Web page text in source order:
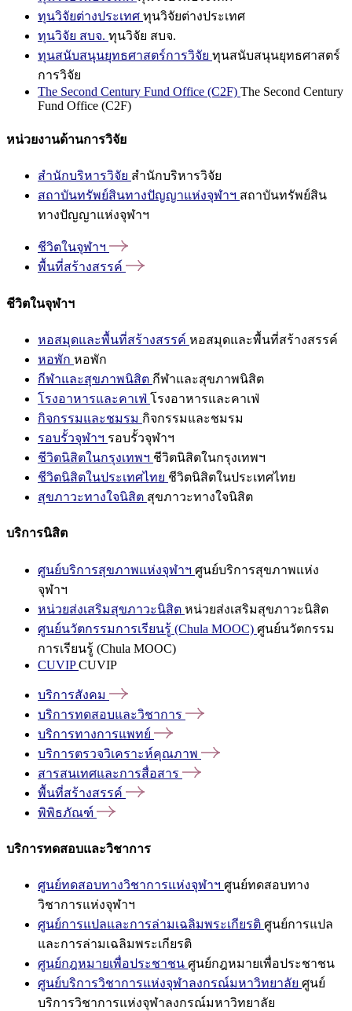
ทุนวิจัยต่างประเทศ ทุนวิจัยต่างประเทศ
ทุนวิจัย สบจ. ทุนวิจัย สบจ.
ทุนสนับสนุนยุทธศาสตร์การวิจัย ทุนสนับสนุนยุทธศาสตร์
การวิจัย
The Second Century Fund Office (C2F) The Second Century
Fund Office (C2F)
หน่วยงานด้านการวิจัย
สำนักบริหารวิจัย สำนักบริหารวิจัย
สถาบันทรัพย์สินทางปัญญาแห่งจุฬาฯ สถาบันทรัพย์สิน
ทางปัญญาแห่งจุฬาฯ
ชีวิตในจุฬาฯ
พื้นที่สร้างสรรค์
ชีวิตในจุฬาฯ
หอสมุดและพื้นที่สร้างสรรค์ หอสมุดและพื้นที่สร้างสรรค์
หอพัก หอพัก
กีฬาและสุขภาพนิสิต กีฬาและสุขภาพนิสิต
โรงอาหารและคาเฟ่ โรงอาหารและคาเฟ่
กิจกรรมและชมรม กิจกรรมและชมรม
รอบรั้วจุฬาฯ รอบรั้วจุฬาฯ
ชีวิตนิสิตในกรุงเทพฯ ชีวิตนิสิตในกรุงเทพฯ
ชีวิตนิสิตในประเทศไทย ชีวิตนิสิตในประเทศไทย
สุขภาวะทางใจนิสิต สุขภาวะทางใจนิสิต
บริการนิสิต
ศูนย์บริการสุขภาพแห่งจุฬาฯ ศูนย์บริการสุขภาพแห่ง
จุฬาฯ
หน่วยส่งเสริมสุขภาวะนิสิต หน่วยส่งเสริมสุขภาวะนิสิต
ศูนย์นวัตกรรมการเรียนรู้ (Chula MOOC) ศูนย์นวัตกรรม
การเรียนรู้ (Chula MOOC)
CUVIPCUVIP
บริการสังคม
บริการทดสอบและวิชาการ
บริการทางการแพทย์
บริการตรวจวิเคราะห์คุณภาพ
สารสนเทศและการสื่อสาร
พื้นที่สร้างสรรค์
พิพิธภัณฑ์
บริการทดสอบและวิชาการ
ศูนย์ทดสอบทางวิชาการแห่งจุฬาฯ ศูนย์ทดสอบทาง
วิชาการแห่งจุฬาฯ
ศูนย์การแปลและการล่ามเฉลิมพระเกียรติ ศูนย์การแปล
และการล่ามเฉลิมพระเกียรติ
ศูนย์กฎหมายเพื่อประชาชน ศูนย์กฎหมายเพื่อประชาชน
ศูนย์บริการวิชาการแห่งจุฬาลงกรณ์มหาวิทยาลัย ศูนย์
บริการวิชาการแห่งจุฬาลงกรณ์มหาวิทยาลัย